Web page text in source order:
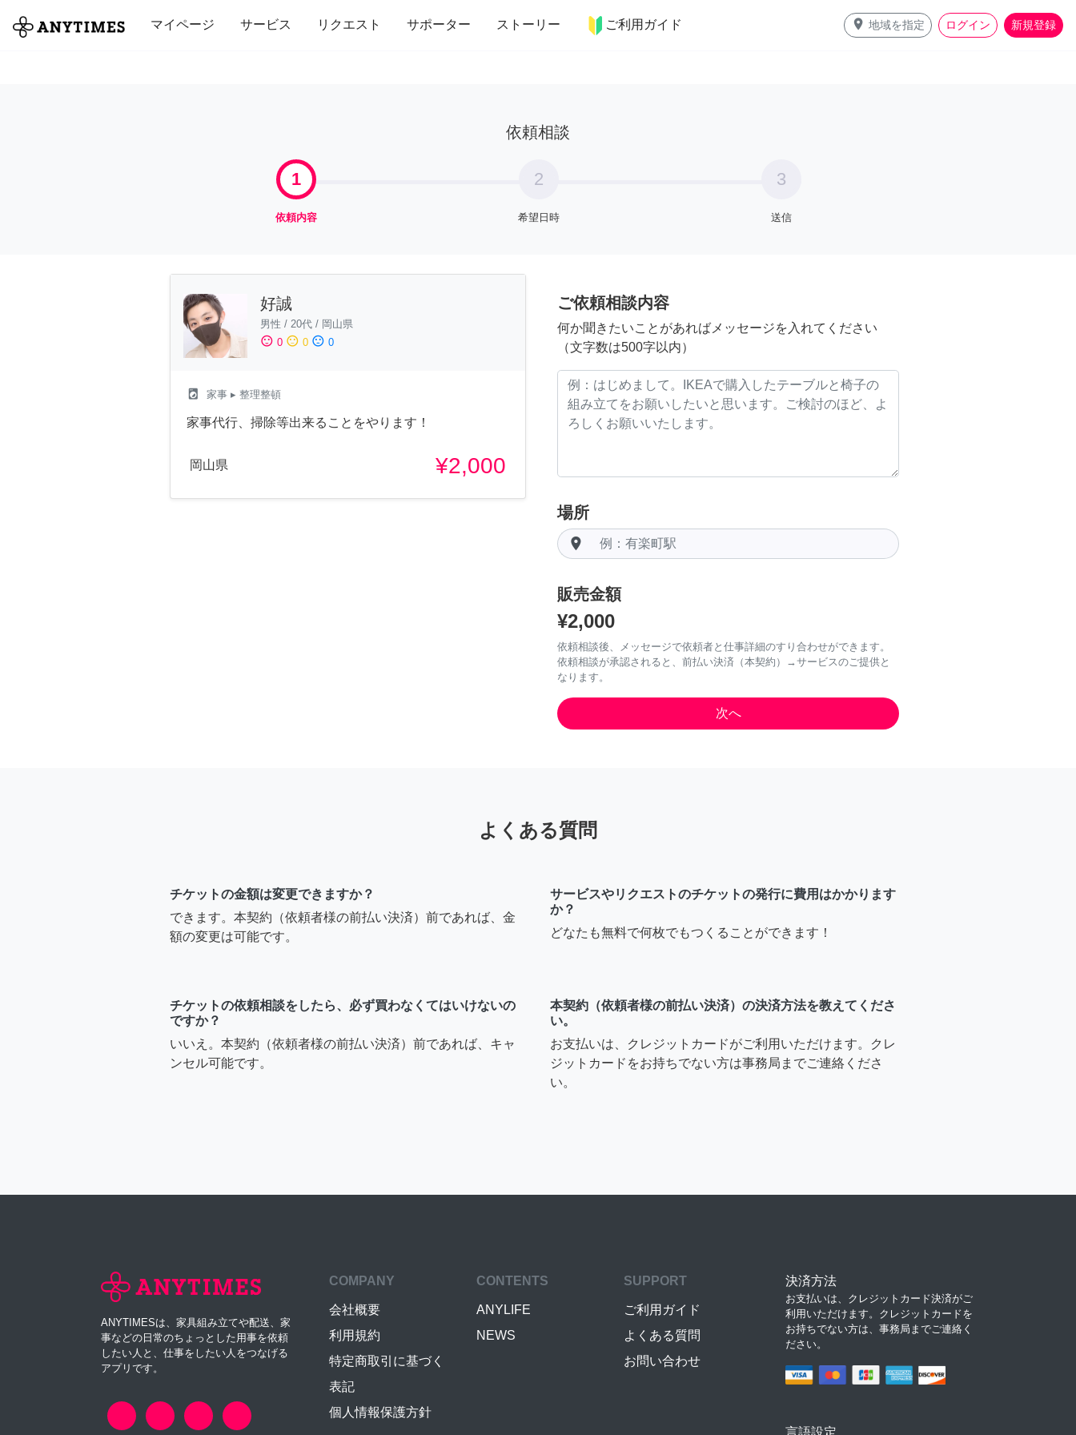
マイページ サービス リクエスト サポーター ストーリー ご利用ガイド place 地域を指定 ログイン 新規登録
全て 修理・組立 家事 引っ越し インテリア 趣味・習い事 ペット 料理
依頼相談
1
依頼内容
2
希望日時
3
送信
好誠
男性 / 20代 / 岡山県
sentiment_satisfied 0 sentiment_neutral 0 sentiment_dissatisfied 0
local_laundry_service 家事 ▸ 整理整頓
家事代行、掃除等出来ることをやります！
岡山県 ¥2,000
ご依頼相談内容
何か聞きたいことがあればメッセージを入れてください
（文字数は500字以内）
場所
room
販売金額
¥2,000
依頼相談後、メッセージで依頼者と仕事詳細のすり合わせができます。
依頼相談が承認されると、前払い決済（本契約）→サービスのご提供と
なります。
よくある質問
チケットの金額は変更できますか？
できます。本契約（依頼者様の前払い決済）前であれば、金
額の変更は可能です。
サービスやリクエストのチケットの発行に費用はかかります
か？
どなたも無料で何枚でもつくることができます！
チケットの依頼相談をしたら、必ず買わなくてはいけないの
ですか？
いいえ。本契約（依頼者様の前払い決済）前であれば、キャ
ンセル可能です。
本契約（依頼者様の前払い決済）の決済方法を教えてくださ
い。
お支払いは、クレジットカードがご利用いただけます。クレ
ジットカードをお持ちでない方は事務局までご連絡くださ
い。
ANYTIMESは、家具組み立てや配送、家
事などの日常のちょっとした用事を依頼
したい人と、仕事をしたい人をつなげる
アプリです。
COMPANY
会社概要
利用規約
特定商取引に基づく
表記
個人情報保護方針
CONTENTS
ANYLIFE
NEWS
SUPPORT
ご利用ガイド
よくある質問
お問い合わせ
決済方法
お支払いは、クレジットカード決済がご
利用いただけます。クレジットカードを
お持ちでない方は、事務局までご連絡く
ださい。
言語設定